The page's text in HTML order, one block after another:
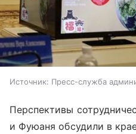
Источник: Пресс-служба
Перспективы
и Фуюаня обсудили в